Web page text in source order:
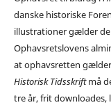
danske historiske
illustrationer gælder
Ophavsretslovens
at ophavsretten
Historisk Tidsskriftmå
tre år, frit downloades,